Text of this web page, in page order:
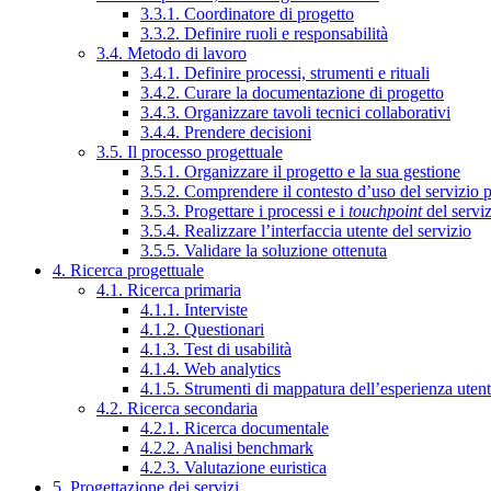
3.3.1. Coordinatore di progetto
3.3.2. Definire ruoli e responsabilità
3.4. Metodo di lavoro
3.4.1. Definire processi, strumenti e rituali
3.4.2. Curare la documentazione di progetto
3.4.3. Organizzare tavoli tecnici collaborativi
3.4.4. Prendere decisioni
3.5. Il processo progettuale
3.5.1. Organizzare il progetto e la sua gestione
3.5.2. Comprendere il contesto d’uso del servizio
3.5.3. Progettare i processi e i touchpointdel
3.5.4. Realizzare l’interfaccia utente del servizio
3.5.5. Validare la soluzione ottenuta
4. Ricerca progettuale
4.1. Ricerca primaria
4.1.1. Interviste
4.1.2. Questionari
4.1.3. Test di usabilità
4.1.4. Web analytics
4.1.5. Strumenti di mappatura dell’esperienza
4.2. Ricerca secondaria
4.2.1. Ricerca documentale
4.2.2. Analisi benchmark
4.2.3. Valutazione euristica
5. Progettazione dei servizi